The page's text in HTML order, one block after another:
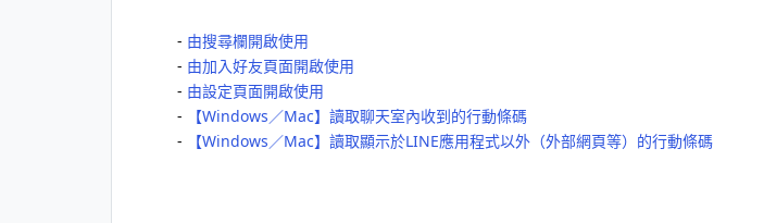
- 由搜尋欄開啟使用
- 由加入好友頁面開啟使用
- 由設定頁面開啟使用
-
【Windows／Mac】讀取聊天室內收到的行動條碼
-
【Windows／Mac】讀取顯示於LINE應用程式以外（外部網頁等）的行動條碼